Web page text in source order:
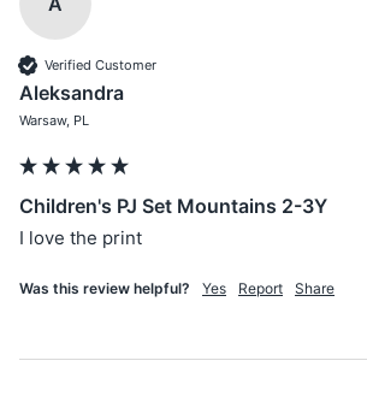
Verified Customer
Aleksandra
Warsaw, PL
Children's PJ Set Mountains 2-3Y
I love the print
Was this review helpful? Yes Report Share